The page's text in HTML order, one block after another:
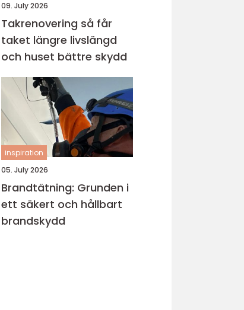
09. July 2026
Takrenovering så får
taket längre livslängd
och huset bättre skydd
inspiration
05. July 2026
Brandtätning: Grunden i
ett säkert och hållbart
brandskydd